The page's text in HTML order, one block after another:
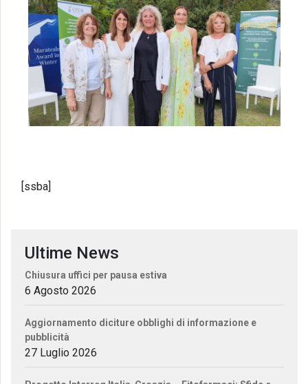
[ssba]
Ultime News
Chiusura uffici per pausa estiva
6 Agosto 2026
Aggiornamento diciture obblighi di informazione e
pubblicità
27 Luglio 2026